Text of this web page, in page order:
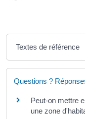
Textes de référence
Questions ?
Peut-on mettre
une zone